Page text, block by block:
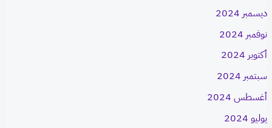
ديسمبر 2024
نوفمبر 2024
أكتوبر 2024
سبتمبر 2024
أغسطس 2024
يوليو 2024